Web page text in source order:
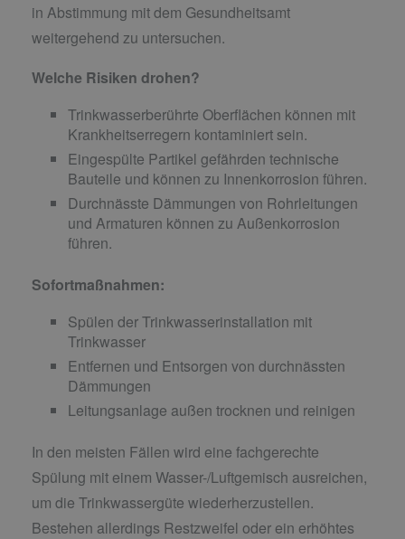
in Abstimmung mit dem Gesundheitsamt
weitergehend zu untersuchen.
Welche Risiken drohen?
Trinkwasserberührte Oberflächen können mit
Krankheitserregern kontaminiert sein.
Eingespülte Partikel gefährden technische
Bauteile und können zu Innenkorrosion führen.
Durchnässte Dämmungen von Rohrleitungen
und Armaturen können zu Außenkorrosion
führen.
Sofortmaßnahmen:
Spülen der Trinkwasserinstallation mit
Trinkwasser
Entfernen und Entsorgen von durchnässten
Dämmungen
Leitungsanlage außen trocknen und reinigen
In den meisten Fällen wird eine fachgerechte
Spülung mit einem Wasser-/Luftgemisch ausreichen,
um die Trinkwassergüte wiederherzustellen.
Bestehen allerdings Restzweifel oder ein erhöhtes